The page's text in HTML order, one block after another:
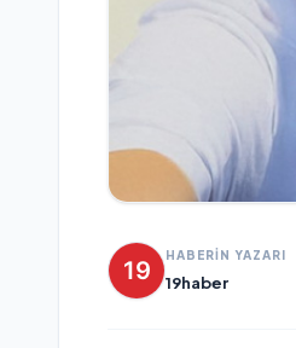
HABERİN YAZARI
19haber